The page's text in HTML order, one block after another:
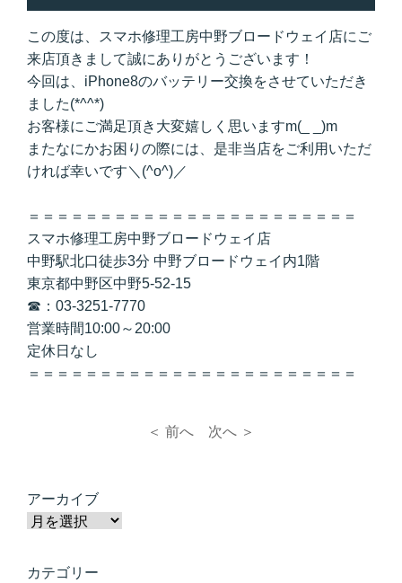
この度は、スマホ修理工房中野ブロードウェイ店にご
来店頂きまして誠にありがとうございます！
今回は、iPhone8のバッテリー交換をさせていただき
ました(*^^*)
お客様にご満足頂き大変嬉しく思いますm(_ _)m
またなにかお困りの際には、是非当店をご利用いただ
ければ幸いです＼(^o^)／
＝＝＝＝＝＝＝＝＝＝＝＝＝＝＝＝＝＝＝＝＝＝＝
スマホ修理工房中野ブロードウェイ店
中野駅北口徒歩3分 中野ブロードウェイ内1階
東京都中野区中野5-52-15
☎：03-3251-7770
営業時間10:00～20:00
定休日なし
＝＝＝＝＝＝＝＝＝＝＝＝＝＝＝＝＝＝＝＝＝＝＝
＜ 前へ 次へ ＞
アーカイブ
カテゴリー